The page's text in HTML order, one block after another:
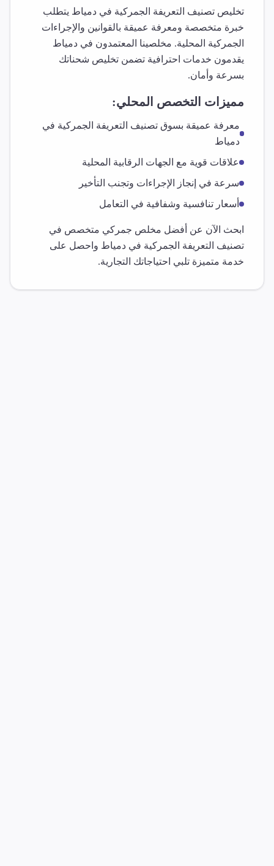
تخليص تصنيف التعريفة الجمركية في دمياط يتطلب
خبرة متخصصة ومعرفة عميقة بالقوانين والإجراءات
الجمركية المحلية. مخلصينا المعتمدون في دمياط
يقدمون خدمات احترافية تضمن تخليص شحناتك
بسرعة وأمان.
مميزات التخصص المحلي:
معرفة عميقة بسوقتصنيف التعريفة الجمركية في
دمياط
علاقات قوية مع الجهات الرقابية المحلية
سرعة في إنجاز الإجراءات وتجنب التأخير
أسعار تنافسية وشفافية في التعامل
ابحث الآن عن أفضل مخلص جمركي متخصص في
تصنيف التعريفة الجمركية في دمياط واحصل على
خدمة متميزة تلبي احتياجاتك التجارية.